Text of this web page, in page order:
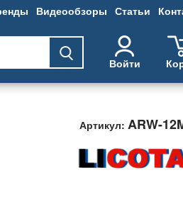
Видеообзоры Статьи
Войти
Артикул: ARW-